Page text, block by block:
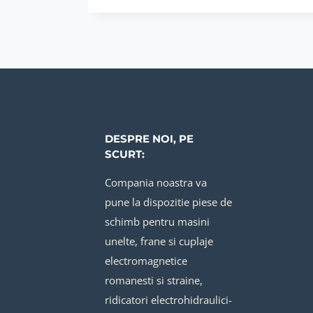
DESPRE NOI, PE
SCURT:
Compania noastra va
pune la dispozitie piese de
schimb pentru masini
unelte, frane si cuplaje
electromagnetice
romanesti si straine,
ridicatori electrohidraulici-